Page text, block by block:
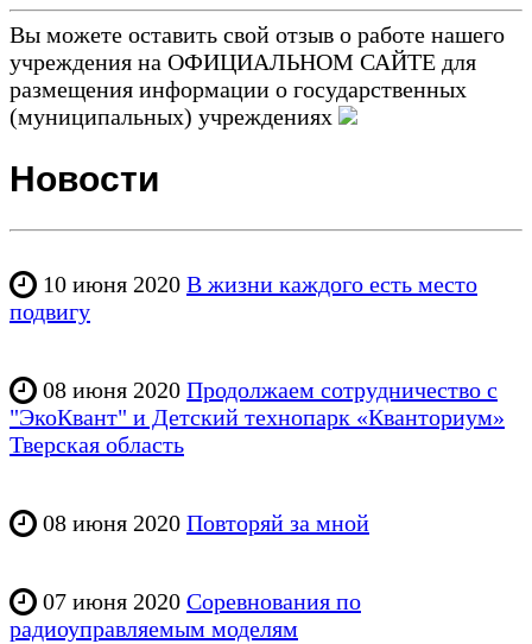
Вы можете оставить свой отзыв о работе нашего
учреждения на ОФИЦИАЛЬНОМ САЙТЕ для
размещения информации о государственных
(муниципальных) учреждениях
Новости
10 июня 2020 В жизни каждого есть место
подвигу
08 июня 2020 Продолжаем сотрудничество с
"ЭкоКвант" и Детский технопарк «Кванториум»
Тверская область
08 июня 2020 Повторяй за мной
07 июня 2020 Соревнования по
радиоуправляемым моделям